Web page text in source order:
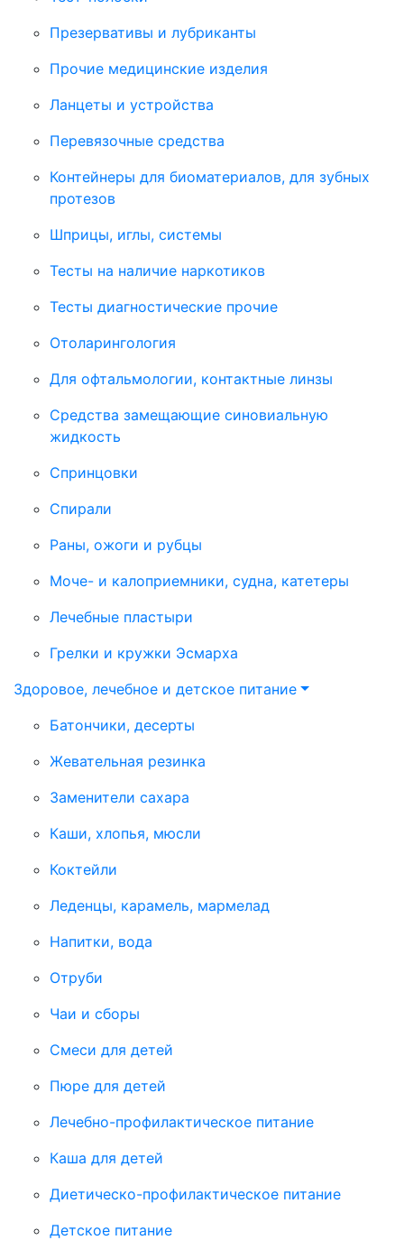
Презервативы и лубриканты
Прочие медицинские изделия
Ланцеты и устройства
Перевязочные средства
Контейнеры для биоматериалов, для зубных
протезов
Шприцы, иглы, системы
Тесты на наличие наркотиков
Тесты диагностические прочие
Отоларингология
Для офтальмологии, контактные линзы
Средства замещающие синовиальную
жидкость
Спринцовки
Спирали
Раны, ожоги и рубцы
Моче- и калоприемники, судна, катетеры
Лечебные пластыри
Грелки и кружки Эсмарха
Здоровое, лечебное и детское питание
Батончики, десерты
Жевательная резинка
Заменители сахара
Каши, хлопья, мюсли
Коктейли
Леденцы, карамель, мармелад
Напитки, вода
Отруби
Чаи и сборы
Смеси для детей
Пюре для детей
Лечебно-профилактическое питание
Каша для детей
Диетическо-профилактическое питание
Детское питание